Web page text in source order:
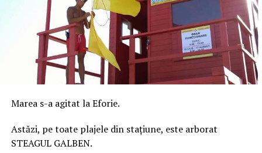
Marea s-a agitat la Eforie.
Astăzi, pe toate plajele din stațiune, este arborat
STEAGUL GALBEN.